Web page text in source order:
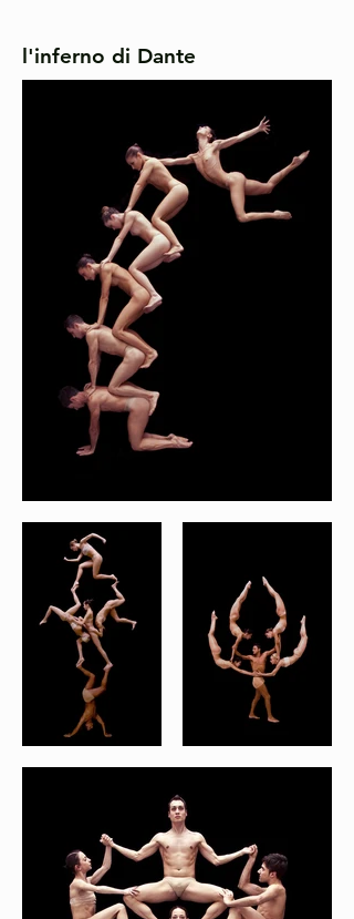
l'inferno di Dante